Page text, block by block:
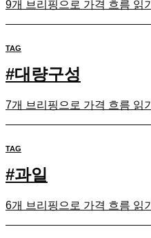
9개 브리핑으로 가격 흐름 읽기
TAG
#대량구성
7개 브리핑으로 가격 흐름 읽기
TAG
#과일
6개 브리핑으로 가격 흐름 읽기